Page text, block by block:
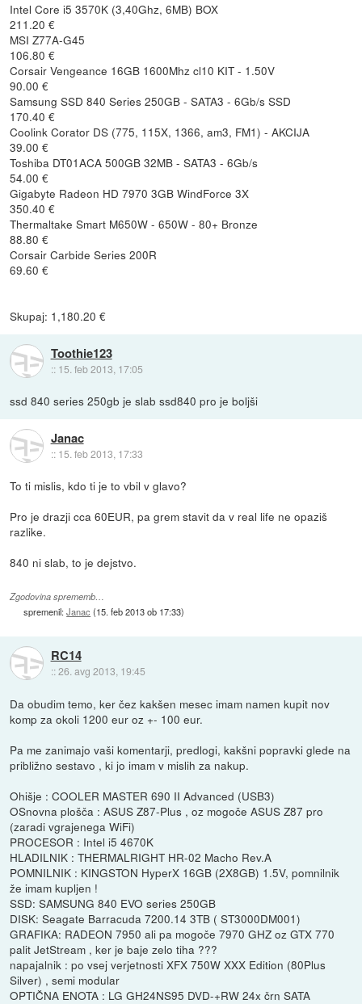
Intel Core i5 3570K (3,40Ghz, 6MB) BOX
211.20 €
MSI Z77A-G45
106.80 €
Corsair Vengeance 16GB 1600Mhz cl10 KIT - 1.50V
90.00 €
Samsung SSD 840 Series 250GB - SATA3 - 6Gb/s SSD
170.40 €
Coolink Corator DS (775, 115X, 1366, am3, FM1) - AKCIJA
39.00 €
Toshiba DT01ACA 500GB 32MB - SATA3 - 6Gb/s
54.00 €
Gigabyte Radeon HD 7970 3GB WindForce 3X
350.40 €
Thermaltake Smart M650W - 650W - 80+ Bronze
88.80 €
Corsair Carbide Series 200R
69.60 €
Skupaj: 1,180.20 €
Toothie123
:: 15. feb 2013, 17:05
ssd 840 series 250gb je slab ssd840 pro je boljši
Janac
:: 15. feb 2013, 17:33
To ti mislis, kdo ti je to vbil v glavo?
Pro je drazji cca 60EUR, pa grem stavit da v real life ne opaziš
razlike.
840 ni slab, to je dejstvo.
Zgodovina sprememb…
spremenil:Janac (15. feb 2013 ob 17:33)
RC14
::26. avg 2013, 19:45
Da obudim temo, ker čez kakšen mesec imam namen kupit nov
komp za okoli 1200 eur oz +- 100 eur.
Pa me zanimajo vaši komentarji, predlogi, kakšni popravki glede na
približno sestavo , ki jo imam v mislih za nakup.
Ohišje : COOLER MASTER 690 II Advanced (USB3)
OSnovna plošča : ASUS Z87-Plus , oz mogoče ASUS Z87 pro
(zaradi vgrajenega WiFi)
PROCESOR : Intel i5 4670K
HLADILNIK : THERMALRIGHT HR-02 Macho Rev.A
POMNILNIK : KINGSTON HyperX 16GB (2X8GB) 1.5V, pomnilnik
že imam kupljen !
SSD: SAMSUNG 840 EVO series 250GB
DISK: Seagate Barracuda 7200.14 3TB ( ST3000DM001)
GRAFIKA: RADEON 7950 ali pa mogoče 7970 GHZ oz GTX 770
palit JetStream , ker je baje zelo tiha ???
napajalnik : po vsej verjetnosti XFX 750W XXX Edition (80Plus
Silver) , semi modular
OPTIČNA ENOTA : LG GH24NS95 DVD-+RW 24x črn SATA